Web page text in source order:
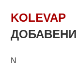
KOLEVAP
ДОБАВЕНИ
N